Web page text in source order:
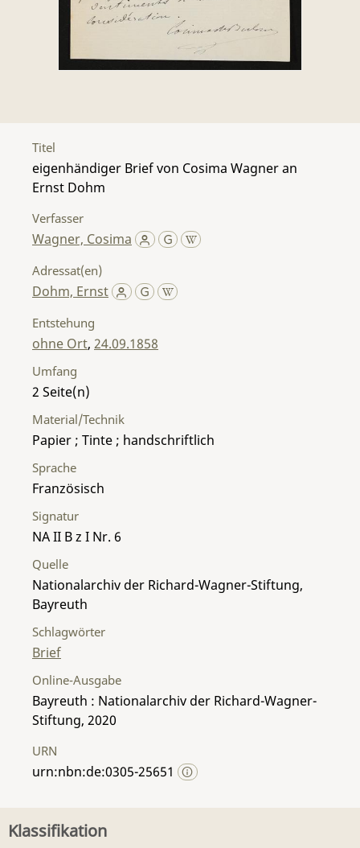
Titel
eigenhändiger Brief von Cosima Wagner an
Ernst Dohm
Verfasser
Wagner, Cosima
Adressat(en)
Dohm, Ernst
Entstehung
ohne Ort, 24.09.1858
Umfang
2
Material/Technik
Papier ; Tinte ; handschriftlich
Sprache
Französisch
Signatur
NA II B z I Nr. 6
Quelle
Nationalarchiv der Richard-Wagner-Stiftung,
Bayreuth
Schlagwörter
Brief
Online-Ausgabe
Bayreuth : Nationalarchiv der Richard-Wagner-
Stiftung, 2020
URN
urn:nbn:de:0305-25651
Klassifikation